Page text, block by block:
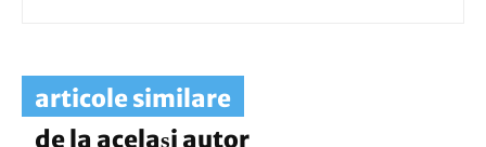
articole similare
de la același autor